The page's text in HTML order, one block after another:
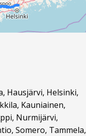
Hausjärvi, Helsinki,
Kauniainen,
Nurmijärvi,
Somero, Tammela,